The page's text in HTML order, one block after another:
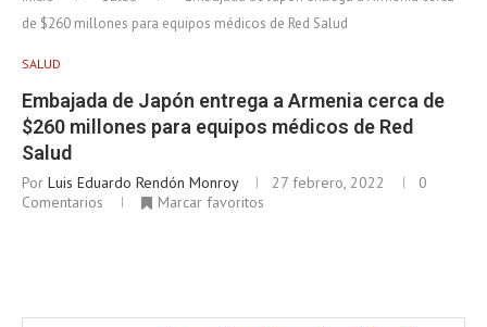
de $260 millones para equipos médicos de Red Salud
SALUD
Embajada de Japón entrega a Armenia cerca de
$260 millones para equipos médicos de Red
Salud
Por Luis Eduardo Rendón Monroy 27 febrero, 2022
0
Comentarios
Marcar favoritos